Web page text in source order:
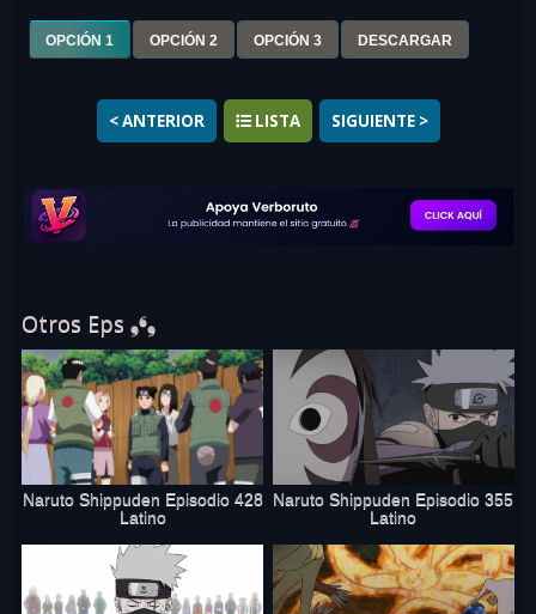
OPCIÓN 1 OPCIÓN 2 OPCIÓN 3 DESCARGAR
▶
< ANTERIOR LISTA SIGUIENTE >
Otros Eps ❟❛❟
Naruto Shippuden Episodio 428
Latino
Naruto Shippuden Episodio 355
Latino